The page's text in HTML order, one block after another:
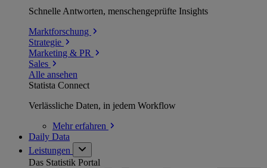
Schnelle Antworten, menschengeprüfte Insights
Marktforschung
Strategie
Marketing & PR
Sales
Alle ansehen
Statista Connect
Verlässliche Daten, in jedem Workflow
Mehrerfahren
Daily Data
Leistungen
Das Statistik Portal